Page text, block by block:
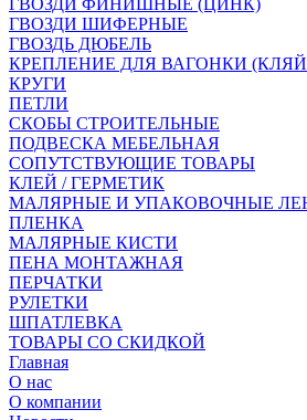
ГВОЗДИ ФИНИШНЫЕ (ЦИНК)
ГВОЗДИ ШИФЕРНЫЕ
ГВОЗДЬ ДЮБЕЛЬ
КРЕПЛЕНИЕ ДЛЯ ВАГОНКИ
КРУГИ
ПЕТЛИ
СКОБЫ СТРОИТЕЛЬНЫЕ
ПОДВЕСКА МЕБЕЛЬНАЯ
СОПУТСТВУЮЩИЕ ТОВАРЫ
КЛЕЙ / ГЕРМЕТИК
МАЛЯРНЫЕ И УПАКОВОЧНЫЕ
ПЛЕНКА
МАЛЯРНЫЕ КИСТИ
ПЕНА МОНТАЖНАЯ
ПЕРЧАТКИ
РУЛЕТКИ
ШПАТЛЕВКА
ТОВАРЫ СО СКИДКОЙ
Главная
О нас
О компании